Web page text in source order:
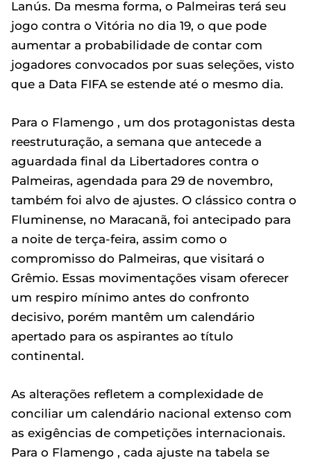
Lanús. Da mesma forma, o Palmeiras terá seu
jogo contra o Vitória no dia 19, o que pode
aumentar a probabilidade de contar com
jogadores convocados por suas seleções, visto
que a Data FIFA se estende até o mesmo dia.
Para o Flamengo , um dos protagonistas desta
reestruturação, a semana que antecede a
aguardada final da Libertadores contra o
Palmeiras, agendada para 29 de novembro,
também foi alvo de ajustes. O clássico contra o
Fluminense, no Maracanã, foi antecipado para
a noite de terça-feira, assim como o
compromisso do Palmeiras, que visitará o
Grêmio. Essas movimentações visam oferecer
um respiro mínimo antes do confronto
decisivo, porém mantêm um calendário
apertado para os aspirantes ao título
continental.
As alterações refletem a complexidade de
conciliar um calendário nacional extenso com
as exigências de competições internacionais.
Para o Flamengo , cada ajuste na tabela se